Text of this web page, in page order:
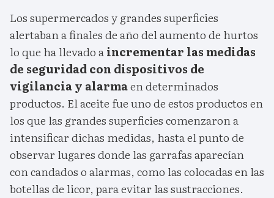
Los supermercados y grandes superficies
alertaban a finales de año del aumento de hurtos
lo que ha llevado aincrementar las medidas
de seguridad con dispositivos de
vigilancia y alarmaen determinados
productos. El aceite fue uno de estos productos en
los que las grandes superficies comenzaron a
intensificar dichas medidas, hasta el punto de
observar lugares donde las garrafas aparecían
con candados o alarmas, como las colocadas en las
botellas de licor, para evitar las sustracciones.